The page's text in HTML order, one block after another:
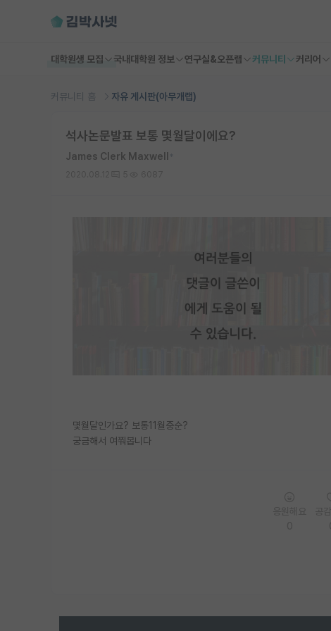
대학원생 모집 국내대학원 정보 연구실&오픈랩 커뮤니티 커리어
커뮤니티 홈 자유 게시판(아무개랩)
석사논문발표 보통 몇월달이에요?
James Clerk Maxwell
몇월달인가요? 보통11월중순?
궁금해서 여쭤봅니다